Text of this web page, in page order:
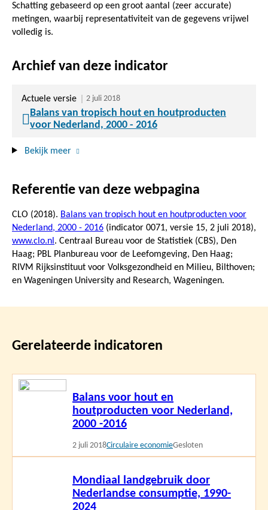
Schatting gebaseerd op een groot aantal (zeer accurate)
metingen, waarbij representativiteit van de gegevens vrijwel
volledig is.
Archief van deze indicator
Actuele versie 2 juli 2018
Balans van tropisch hout en houtproducten
voor Nederland, 2000 - 2016
Bekijk meer
Referentie van deze webpagina
CLO (2018). Balans van tropisch hout en houtproducten voor
Nederland, 2000 - 2016 (indicator 0071, versie 15, 2 juli 2018),
www.clo.nl . Centraal Bureau voor de Statistiek (CBS), Den
Haag; PBL Planbureau voor de Leefomgeving, Den Haag;
RIVM Rijksinstituut voor Volksgezondheid en Milieu, Bilthoven;
en Wageningen University and Research, Wageningen.
Gerelateerde indicatoren
Balans voor hout en
houtproducten voor Nederland,
2000 -2016
2 juli 2018Circulaire economieGesloten
Lees
Mondiaal landgebruik door
Nederlandse consumptie, 1990-
2024